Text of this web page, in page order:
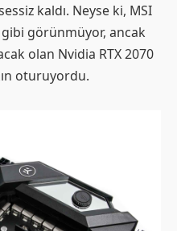
kaldı. Neyse ki, MSI
gibi görünmüyor, ancak
olan Nvidia RTX 2070
oturuyordu.